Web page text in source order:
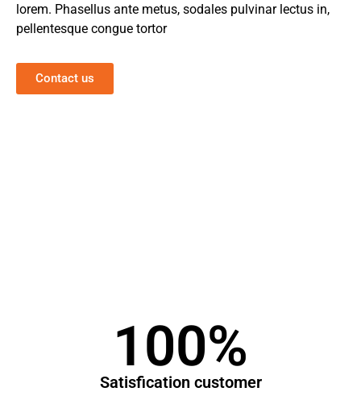
lorem. Phasellus ante metus, sodales pulvinar lectus in,
pellentesque congue tortor
Contact us
100%
Satisfication customer